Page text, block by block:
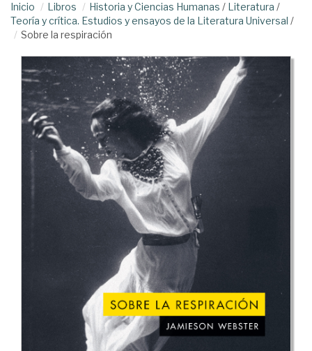
Inicio Libros Historia y Ciencias Humanas / Literatura /
Teoría y crítica. Estudios y ensayos de la Literatura Universal /
Sobre la respiración